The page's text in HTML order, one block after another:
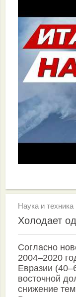
Наука и техника
Холодает
Согласно
2004–2020
Евразии
восточной
снижение